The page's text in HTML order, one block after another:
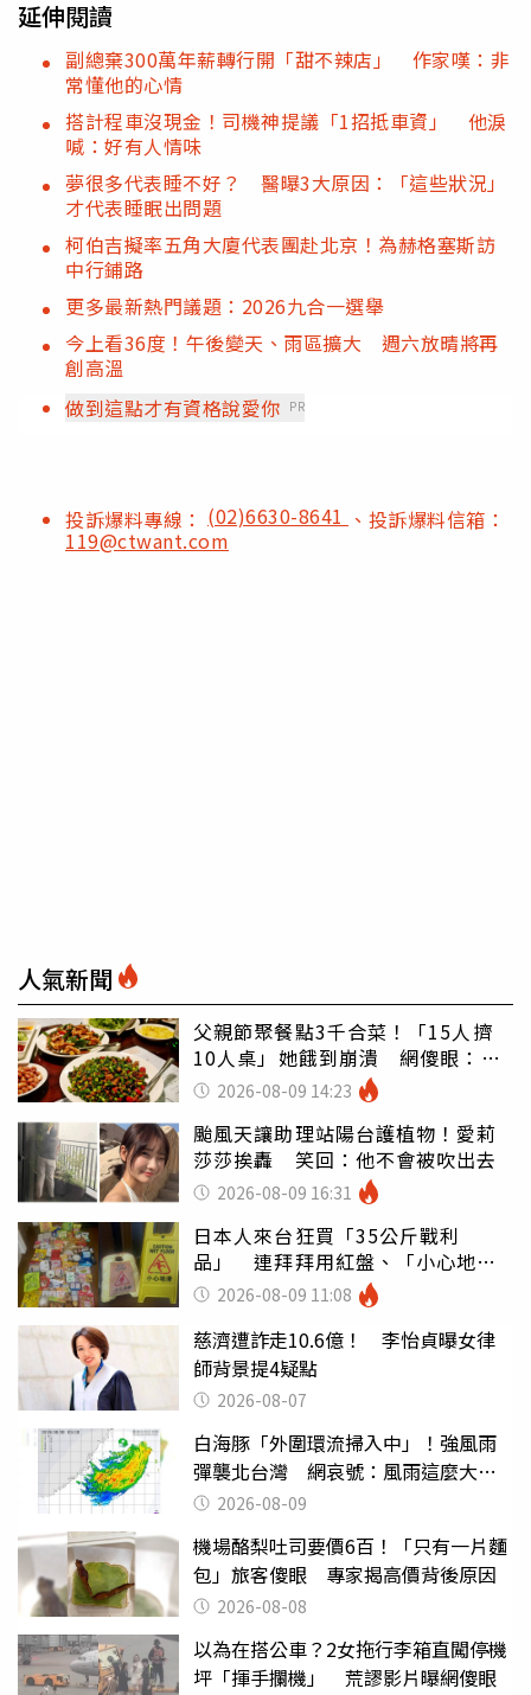
延伸閱讀
副總棄300萬年薪轉行開「甜不辣店」 作家嘆：非
常懂他的心情
搭計程車沒現金！司機神提議「1招抵車資」 他淚
喊：好有人情味
夢很多代表睡不好？ 醫曝3大原因：「這些狀況」
才代表睡眠出問題
柯伯吉擬率五角大廈代表團赴北京！為赫格塞斯訪
中行鋪路
更多最新熱門議題：2026九合一選舉
今上看36度！午後變天、雨區擴大 週六放晴將再
創高溫
做到這點才有資格說愛你 PR
投訴爆料專線： (02)6630-8641 、投訴爆料信箱：
119@ctwant.com
人氣新聞
父親節聚餐點3千合菜！「15人擠
10人桌」她餓到崩潰 網傻眼：讓
店家看笑話
2026-08-09 14:23
颱風天讓助理站陽台護植物！愛莉
莎莎挨轟 笑回：他不會被吹出去
2026-08-09 16:31
日本人來台狂買「35公斤戰利
品」 連拜拜用紅盤、「小心地
滑」告示牌也帶回家
2026-08-09 11:08
慈濟遭詐走10.6億！ 李怡貞曝女律
師背景提4疑點
2026-08-07
白海豚「外圍環流掃入中」！強風雨
彈襲北台灣 網哀號：風雨這麼大還
不放假
2026-08-09
機場酪梨吐司要價6百！「只有一片麵
包」旅客傻眼 專家揭高價背後原因
2026-08-08
以為在搭公車？2女拖行李箱直闖停機
坪「揮手攔機」 荒謬影片曝網傻眼